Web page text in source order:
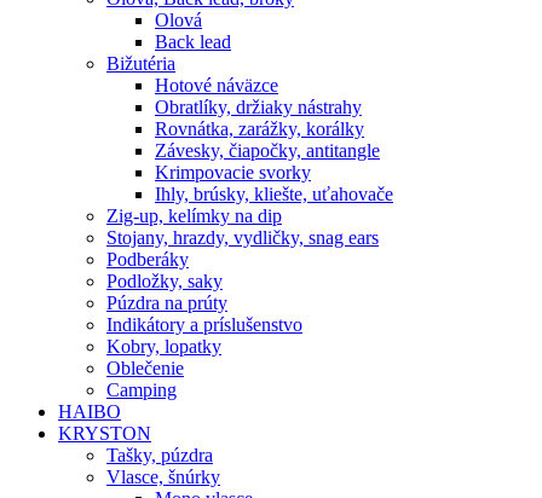
Olová
Back lead
Bižutéria
Hotové náväzce
Obratlíky, držiaky nástrahy
Rovnátka, zarážky, korálky
Závesky, čiapočky, antitangle
Krimpovacie svorky
Ihly, brúsky, kliešte, uťahovače
Zig-up, kelímky na dip
Stojany, hrazdy, vydličky, snag ears
Podberáky
Podložky, saky
Púzdra na prúty
Indikátory a príslušenstvo
Kobry, lopatky
Oblečenie
Camping
HAIBO
KRYSTON
Tašky, púzdra
Vlasce, šnúrky